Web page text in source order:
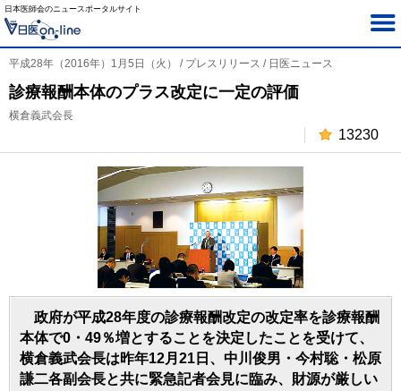
日本医師会のニュースポータルサイト
平成28年（2016年）1月5日（火） / プレスリリース / 日医ニュース
診療報酬本体のプラス改定に一定の評価
横倉義武会長
13230
政府が平成28年度の診療報酬改定の改定率を診療報酬
本体で0・49％増とすることを決定したことを受けて、
横倉義武会長は昨年12月21日、中川俊男・今村聡・松原
謙二各副会長と共に緊急記者会見に臨み、財源が厳しい